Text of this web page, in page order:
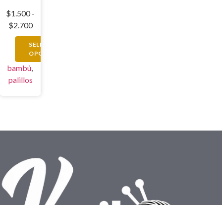
$1.500 -
$2.700
SELECCIONAR
OPCIONES
bambú,
palillos